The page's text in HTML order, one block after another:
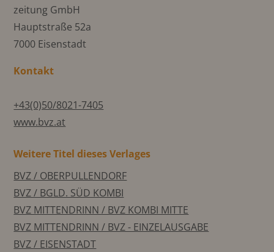
zeitung GmbH
Hauptstraße 52a
7000 Eisenstadt
Kontakt
+43(0)50/8021-7405
www.bvz.at
Weitere Titel dieses Verlages
BVZ / OBERPULLENDORF
BVZ / BGLD. SÜD KOMBI
BVZ MITTENDRINN / BVZ KOMBI MITTE
BVZ MITTENDRINN / BVZ - EINZELAUSGABE
BVZ / EISENSTADT